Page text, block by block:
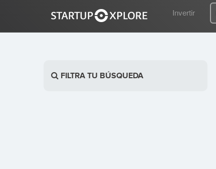
Invertir
FILTRA TU BÚSQUEDA